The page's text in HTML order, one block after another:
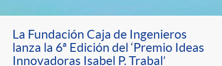
La Fundación Caja de Ingenieros
lanza la 6ª Edición del ‘Premio Ideas
Innovadoras Isabel P. Trabal’